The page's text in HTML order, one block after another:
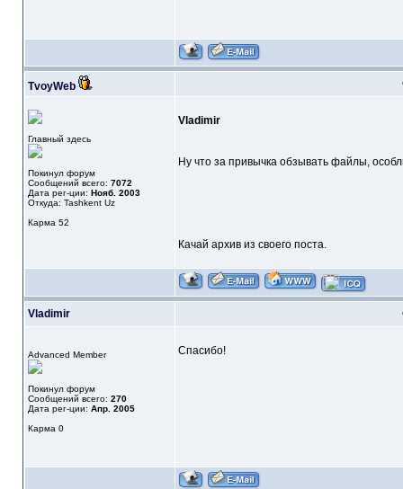
TvoyWeb
Главный здесь
Покинул форум
Сообщений всего: 7072
Дата рег-ции: Нояб. 2003
Откуда: Tashkent Uz
Карма 52
Vladimir
Ну что за привычка обзывать файлы,
Качай архив из своего поста.
Vladimir
Advanced Member
Покинул форум
Сообщений всего: 270
Дата рег-ции: Апр. 2005
Карма 0
Спасибо!